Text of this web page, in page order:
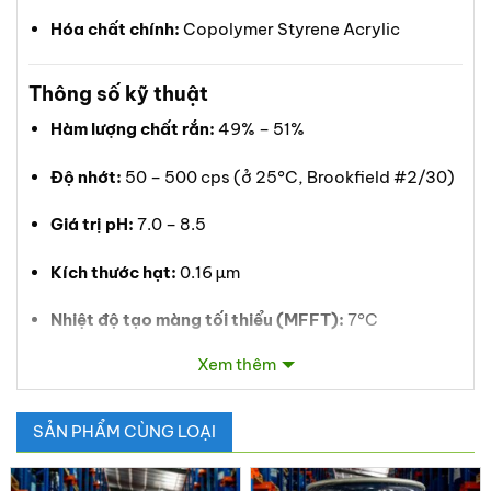
Hóa chất chính: Copolymer Styrene Acrylic
Thông số kỹ thuật
Hàm lượng chất rắn: 49% – 51%
Độ nhớt: 50 – 500 cps (ở 25°C, Brookfield #2/30)
Giá trị pH: 7.0 – 8.5
Kích thước hạt: 0.16 µm
Nhiệt độ tạo màng tối thiểu (MFFT): 7°C
Nhiệt độ chuyển thủy tinh (Tg):
Tỷ trọng nhũ tương:1.02
Tỷ trọng polymer:1.05
Xem thêm
SẢN PHẨM CÙNG LOẠI